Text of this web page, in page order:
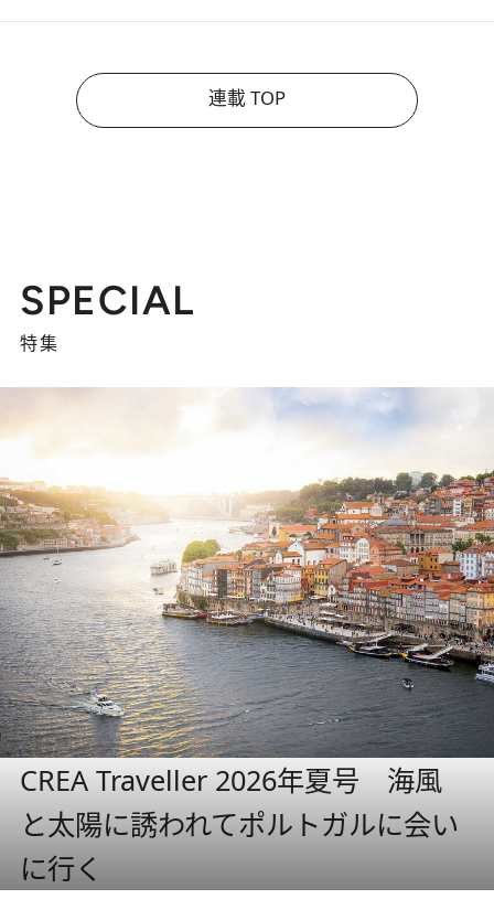
連載 TOP
SPECIAL
特集
CREA Traveller 2026年夏号 海風
と太陽に誘われてポルトガルに会い
に行く